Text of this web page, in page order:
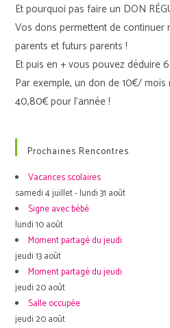
Et pourquoi pas faire un DON
Vos dons permettent de
parents et futurs parents !
Et puis en + vous pouvez déduire
Par exemple, un don de 10€/
40,80€ pour l’année !
Prochaines Rencontres
Vacances scolaires
samedi 4 juillet - lundi 31 août
Signe avec bébé
lundi 10 août
Moment partagé du jeudi
jeudi 13 août
Moment partagé du jeudi
jeudi 20 août
Salle occupée
jeudi 20 août